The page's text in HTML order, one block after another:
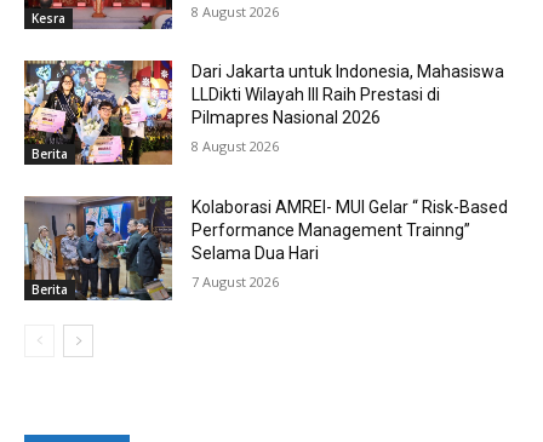
Kesra 8 August 2026
Berita
Dari Jakarta untuk Indonesia, Mahasiswa
LLDikti Wilayah III Raih Prestasi di
Pilmapres Nasional 2026
8 August 2026
Berita
Kolaborasi AMREI- MUI Gelar “ Risk-Based
Performance Management Trainng”
Selama Dua Hari
7 August 2026